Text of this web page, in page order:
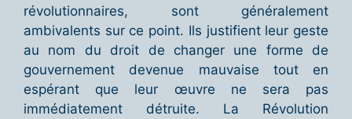
révolutionnaires, sont généralement
ambivalents sur ce point. Ils justifient leur geste
au nom du droit de changer une forme de
gouvernement devenue mauvaise tout en
espérant que leur œuvre ne sera pas
immédiatement détruite. La Révolution